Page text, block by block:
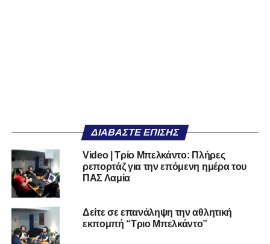
ΔΙΑΒΆΣΤΕ ΕΠΊΣΗΣ
Video | Τρίο Μπελκάντο: Πλήρες
ρεπορτάζ για την επόμενη ημέρα του
ΠΑΣ Λαμία
Δείτε σε επανάληψη την αθλητική
εκπομπή “Τριο Μπελκάντο”